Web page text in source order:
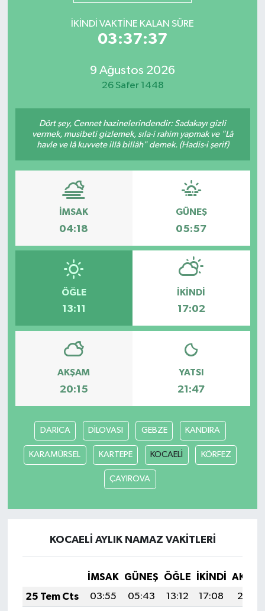
İKINDI VAKTINE KALAN SÜRE
03:37:37
9 Ağustos 2026
26 Safer 1448
Dört şey, Cennet hazinelerindendir: Sadakayı gizli
vermek, musibeti gizlemek, sıla-i rahim yapmak ve "Lâ
havle ve lâ kuvvete illâ billâh" demek. (Hadis-i şerif)
İMSAK
04:18
GÜNEŞ
05:57
ÖĞLE
13:11
İKINDI
17:02
AKŞAM
20:15
YATSI
21:47
DARICA DİLOVASI GEBZE KANDIRA
KARAMÜRSEL KARTEPE KOCAELİ KÖRFEZ
ÇAYIROVA
KOCAELİ AYLIK NAMAZ VAKITLERI
İMSAK GÜNEŞ ÖĞLE İKINDI
25 Tem Cts
03:55 05:43 13:12 17:08
20:31
Mevzuat